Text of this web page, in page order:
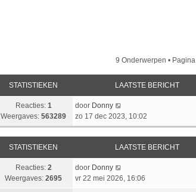
9 Onderwerpen • Pagina
STATISTIEKEN LAATSTE BERICHT
Reacties: 1
Weergaves: 563289
L
a
a
t
t
e
b
door Donny
zo 17 dec 2023, 10:02
STATISTIEKEN LAATSTE BERICHT
Reacties: 2
Weergaves: 2695
L
a
door Donny
vr 22 mei 2026, 16:06